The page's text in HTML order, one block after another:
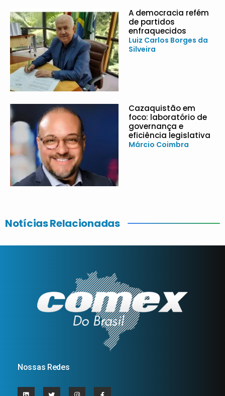
A democracia refém
de partidos
enfraquecidos
Luiz Carlos Borges da
Silveira
Cazaquistão em
foco: laboratório de
governança e
eficiência legislativa
Márcio Coimbra
Notícias Relacionadas
Nossas Redes